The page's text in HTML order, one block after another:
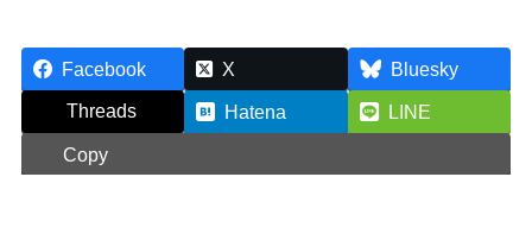
Facebook X
Bluesky
Threads
Hatena
LINE
Copy